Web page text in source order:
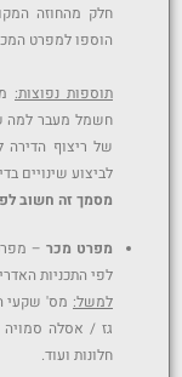
חלק מהחוזה
הוספו למפרט
תוספות נפוצות:
חשמל מעבר למה
לביצוע שינויים
מסמך זה חשוב
מפרט מכר –
לפי התכניות
למשל: מס' שקעי
גז / אסלה סמויה
חלונות ועוד.